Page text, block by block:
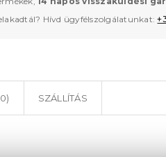
Hívd ügyfélszolgálatunkat:
SZÁLLÍTÁS